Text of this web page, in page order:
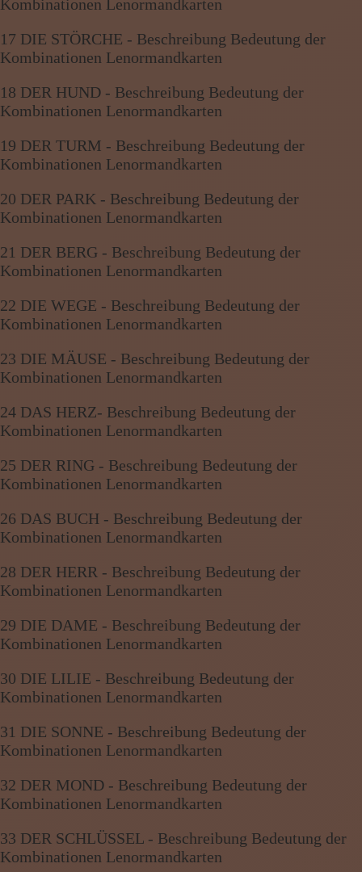
Kombinationen Lenormandkarten
17 DIE STÖRCHE - Beschreibung Bedeutung der
Kombinationen Lenormandkarten
18 DER HUND - Beschreibung Bedeutung der
Kombinationen Lenormandkarten
19 DER TURM - Beschreibung Bedeutung der
Kombinationen Lenormandkarten
20 DER PARK - Beschreibung Bedeutung der
Kombinationen Lenormandkarten
21 DER BERG - Beschreibung Bedeutung der
Kombinationen Lenormandkarten
22 DIE WEGE - Beschreibung Bedeutung der
Kombinationen Lenormandkarten
23 DIE MÄUSE - Beschreibung Bedeutung der
Kombinationen Lenormandkarten
24 DAS HERZ- Beschreibung Bedeutung der
Kombinationen Lenormandkarten
25 DER RING - Beschreibung Bedeutung der
Kombinationen Lenormandkarten
26 DAS BUCH - Beschreibung Bedeutung der
Kombinationen Lenormandkarten
28 DER HERR - Beschreibung Bedeutung der
Kombinationen Lenormandkarten
29 DIE DAME - Beschreibung Bedeutung der
Kombinationen Lenormandkarten
30 DIE LILIE - Beschreibung Bedeutung der
Kombinationen Lenormandkarten
31 DIE SONNE - Beschreibung Bedeutung der
Kombinationen Lenormandkarten
32 DER MOND - Beschreibung Bedeutung der
Kombinationen Lenormandkarten
33 DER SCHLÜSSEL - Beschreibung Bedeutung der
Kombinationen Lenormandkarten